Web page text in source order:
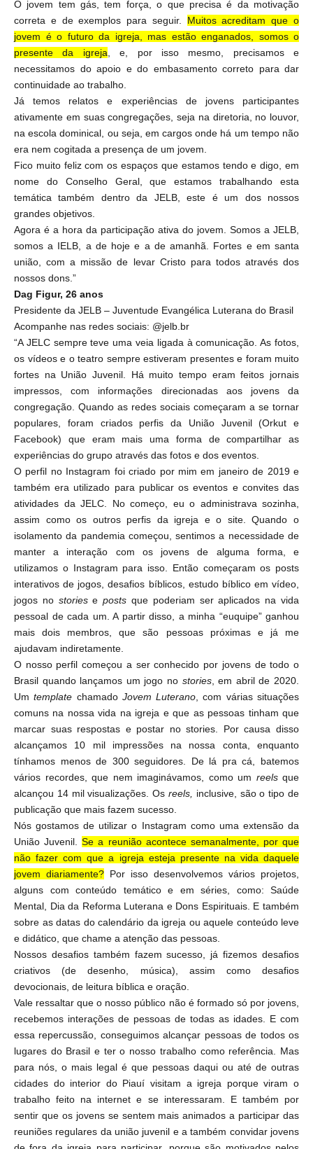
O jovem tem gás, tem força, o que precisa é da motivação
correta e de exemplos para seguir. Muitos acreditam que o
jovem é o futuro da igreja, mas estão enganados, somos o
presente da igreja, e, por isso mesmo, precisamos e
necessitamos do apoio e do embasamento correto para dar
continuidade ao trabalho.
Já temos relatos e experiências de jovens participantes
ativamente em suas congregações, seja na diretoria, no louvor,
na escola dominical, ou seja, em cargos onde há um tempo não
era nem cogitada a presença de um jovem.
Fico muito feliz com os espaços que estamos tendo e digo, em
nome do Conselho Geral, que estamos trabalhando esta
temática também dentro da JELB, este é um dos nossos
grandes objetivos.
Agora é a hora da participação ativa do jovem. Somos a JELB,
somos a IELB, a de hoje e a de amanhã. Fortes e em santa
união, com a missão de levar Cristo para todos através dos
nossos dons.”
Dag Figur, 26 anos
Presidente da JELB – Juventude Evangélica Luterana do Brasil
Acompanhe nas redes sociais: @jelb.br
“A JELC sempre teve uma veia ligada à comunicação. As fotos,
os vídeos e o teatro sempre estiveram presentes e foram muito
fortes na União Juvenil. Há muito tempo eram feitos jornais
impressos, com informações direcionadas aos jovens da
congregação. Quando as redes sociais começaram a se tornar
populares, foram criados perfis da União Juvenil (Orkut e
Facebook) que eram mais uma forma de compartilhar as
experiências do grupo através das fotos e dos eventos.
O perfil no Instagram foi criado por mim em janeiro de 2019 e
também era utilizado para publicar os eventos e convites das
atividades da JELC. No começo, eu o administrava sozinha,
assim como os outros perfis da igreja e o site. Quando o
isolamento da pandemia começou, sentimos a necessidade de
manter a interação com os jovens de alguma forma, e
utilizamos o Instagram para isso. Então começaram os posts
interativos de jogos, desafios bíblicos, estudo bíblico em vídeo,
jogos no storieseposts que poderiam ser aplicados na vida
pessoal de cada um. A partir disso, a minha “euquipe” ganhou
mais dois membros, que são pessoas próximas e já me
ajudavam indiretamente.
O nosso perfil começou a ser conhecido por jovens de todo o
Brasil quando lançamos um jogo no stories, em abril de 2020.
Umtemplate chamado Jovem Luterano, com várias situações
comuns na nossa vida na igreja e que as pessoas tinham que
marcar suas respostas e postar no stories. Por causa disso
alcançamos 10 mil impressões na nossa conta, enquanto
tínhamos menos de 300 seguidores. De lá pra cá, batemos
vários recordes, que nem imaginávamos, como um reels que
alcançou 14 mil visualizações. Os reels, inclusive, são o tipo de
publicação que mais fazem sucesso.
Nós gostamos de utilizar o Instagram como uma extensão da
União Juvenil.Se a reunião acontece semanalmente, por que
não fazer com que a igreja esteja presente na vida daquele
jovem diariamente? Por isso desenvolvemos vários projetos,
alguns com conteúdo temático e em séries, como: Saúde
Mental, Dia da Reforma Luterana e Dons Espirituais. E também
sobre as datas do calendário da igreja ou aquele conteúdo leve
e didático, que chame a atenção das pessoas.
Nossos desafios também fazem sucesso, já fizemos desafios
criativos (de desenho, música), assim como desafios
devocionais, de leitura bíblica e oração.
Vale ressaltar que o nosso público não é formado só por jovens,
recebemos interações de pessoas de todas as idades. E com
essa repercussão, conseguimos alcançar pessoas de todos os
lugares do Brasil e ter o nosso trabalho como referência. Mas
para nós, o mais legal é que pessoas daqui ou até de outras
cidades do interior do Piauí visitam a igreja porque viram o
trabalho feito na internet e se interessaram. E também por
sentir que os jovens se sentem mais animados a participar das
reuniões regulares da união juvenil e a também convidar jovens